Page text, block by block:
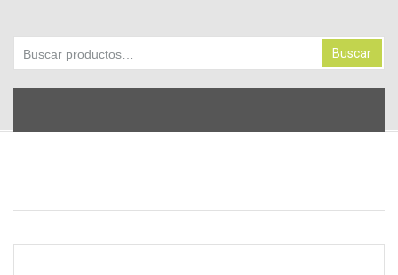
por:
Buscar
content
navigation